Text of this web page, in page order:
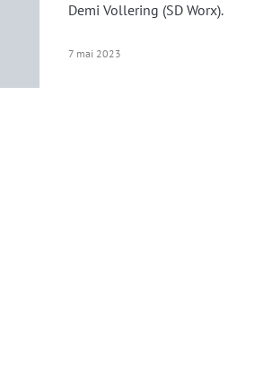
Demi Vollering (SD Worx).
7 mai 2023